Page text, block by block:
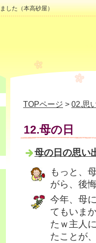
した（本高砂屋）
TOPページ > 02.思
12.母の日
母の日の思い
もっと、
がら、後
今年、母
てもいま
たｗ主人
たことが